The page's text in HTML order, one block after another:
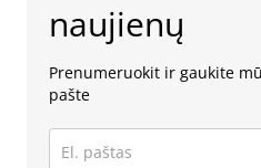
naujienų
Prenumeruokit ir gaukite
pašte